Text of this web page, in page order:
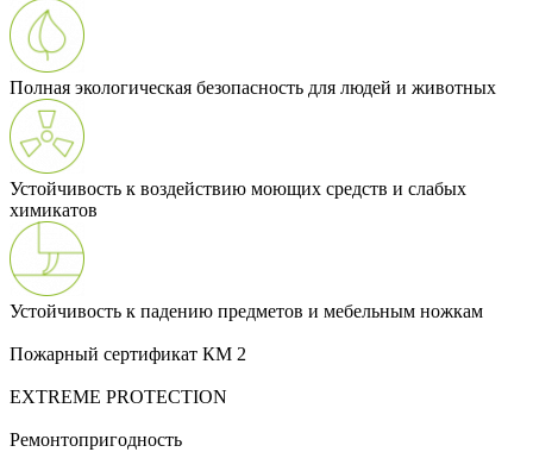
Полная экологическая безопасность для людей и животных
Устойчивость к воздействию моющих средств и слабых
химикатов
Устойчивость к падению предметов и мебельным ножкам
Пожарный сертификат КМ 2
EXTREME PROTECTION
Ремонтопригодность